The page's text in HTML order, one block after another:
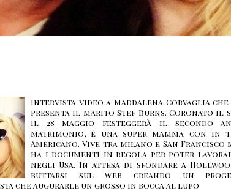
Intervista video a Maddalena Corvaglia
presenta il marito Stef Burns. Coronato il
Il 28 maggio festeggerà il secondo
matrimonio, è una super mamma con in
Americano. Vive tra milano e San Francisco
ha i documenti in regola per poter
negli Usa. In attesa di sfondare a
buttarsi sul Web creando un
che augurarle un grosso in bocca al lupo